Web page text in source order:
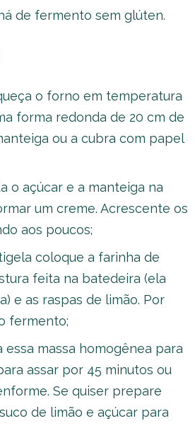
de fermento sem glúten.
o forno em temperatura
forma redonda de 20 cm de
ou a cubra com papel
o açúcar e a manteiga na
um creme. Acrescente os
aos poucos;
coloque a farinha de
feita na batedeira (ela
e as raspas de limão. Por
fermento;
essa massa homogênea para
assar por 45 minutos ou
Se quiser prepare
de limão e açúcar para